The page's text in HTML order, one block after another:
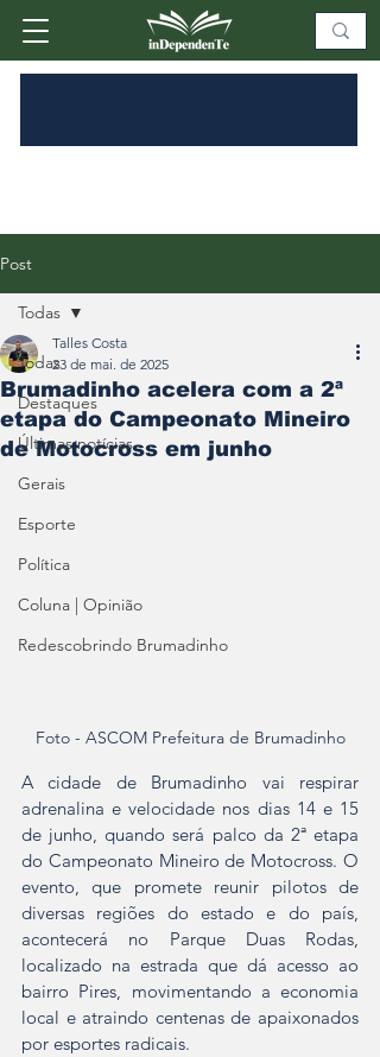
Post
Todas
Destaques
Últimas notícias
Gerais
Esporte
Política
Coluna | Opinião
Redescobrindo Brumadinho
Todas
Brumadinho acelera com a 2ª
etapa do Campeonato Mineiro
de Motocross em junho
Talles Costa
23 de mai. de 2025
Foto - ASCOM Prefeitura de Brumadinho
A cidade de Brumadinho vai respirar
adrenalina e velocidade nos dias 14 e 15
de junho, quando será palco da 2ª etapa
do Campeonato Mineiro de Motocross. O
evento, que promete reunir pilotos de
diversas regiões do estado e do país,
acontecerá no Parque Duas Rodas,
localizado na estrada que dá acesso ao
bairro Pires, movimentando a economia
local e atraindo centenas de apaixonados
por esportes radicais.